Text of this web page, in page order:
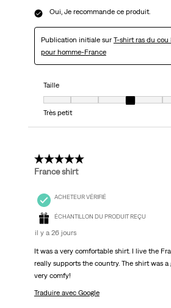
Oui, Je recommande ce produit.
Publication initiale sur T-shirt ras du cou
pour homme-France
Taille
Taille, 4 sur 7, où 1 est égal à Très petit et
Très petit
5 étoile(s) sur 5.
France shirt
ACHETEUR VÉRIFIÉ
ÉCHANTILLON DU PRODUIT REÇU
il y a 26 jours
It was a very comfortable shirt. I live the
really supports the country. The shirt was a
very comfy!
Traduire avec Google